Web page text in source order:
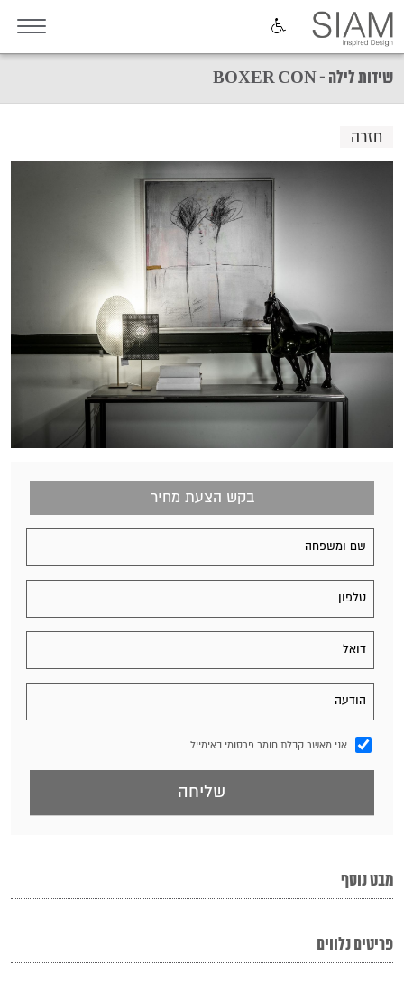
שידות לילה - BOXER CON
חזרה
בקש הצעת מחיר
אני מאשר קבלת חומר פרסומי באימייל
מבט נוסף
פריטים נלווים